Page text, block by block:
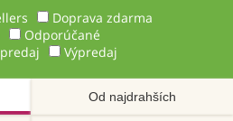
Doprava zdarma
Odporúčané
Výpredaj
Od najdrahších